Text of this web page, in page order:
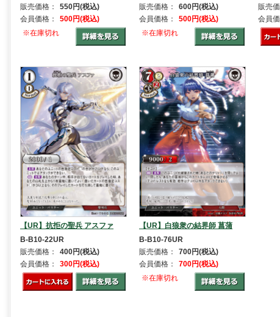
販売価格：
550円(税込)
会員価格：
500円(税込)
※在庫切れ
販売価格：
600円(税込)
会員価格：
500円(税込)
※在庫切れ
販売価
会員価
【UR】抗拒の聖兵 アスファ
B-B10-22UR
販売価格：
400円(税込)
会員価格：
300円(税込)
【UR】白狼衆の結界師 菖蒲
B-B10-76UR
販売価格：
700円(税込)
会員価格：
700円(税込)
※在庫切れ